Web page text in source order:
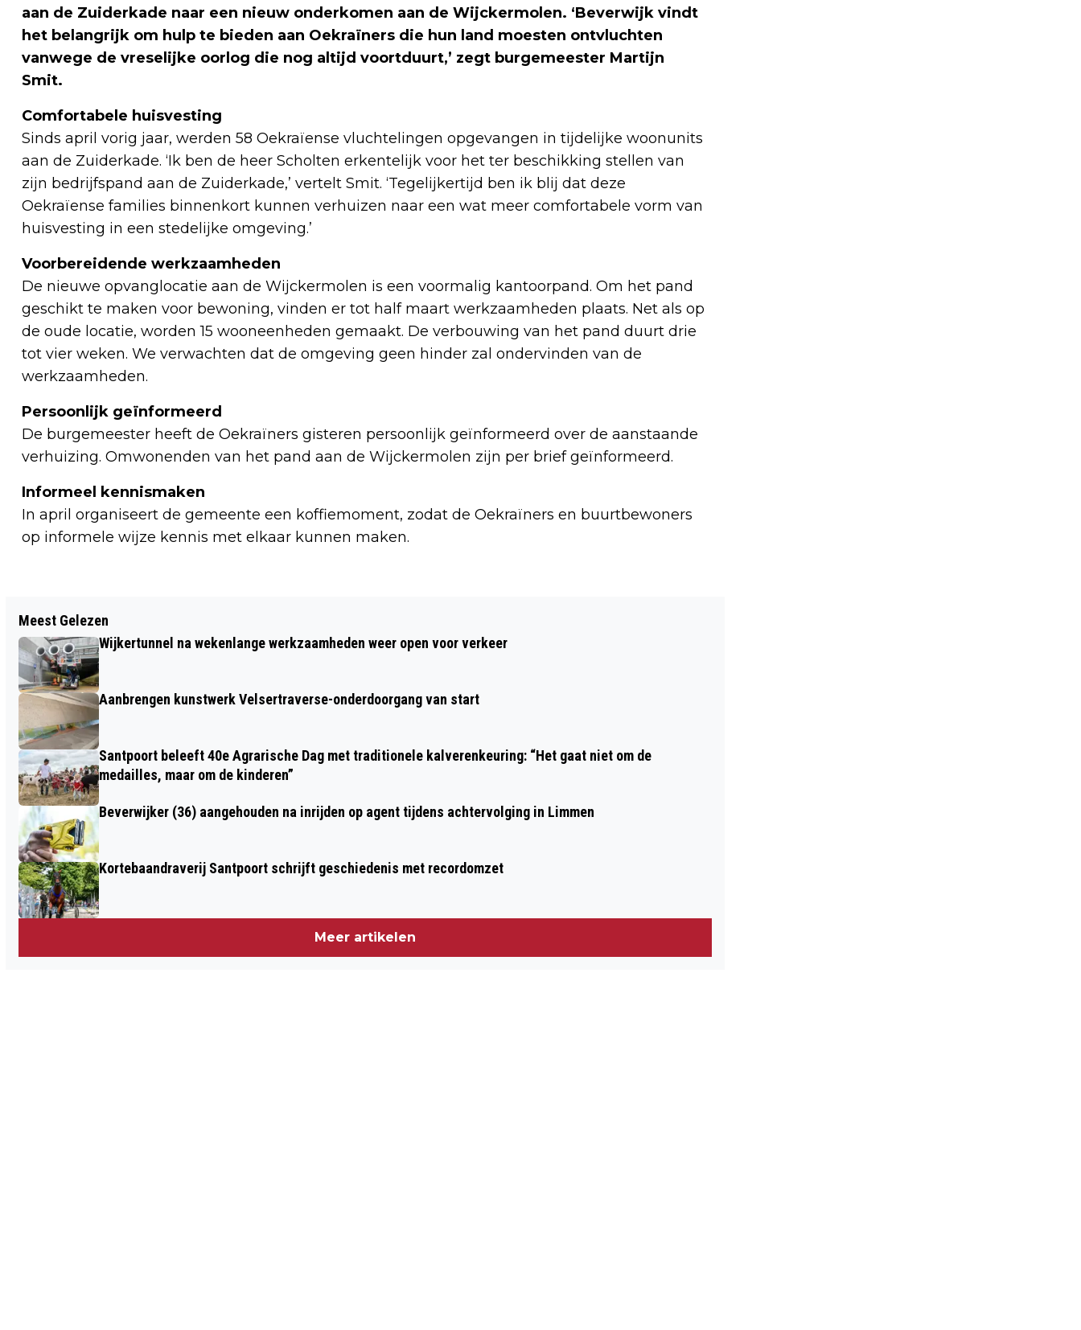
aan de Zuiderkade naar een nieuw onderkomen aan de Wijckermolen. ‘Beverwijk vindt
het belangrijk om hulp te bieden aan Oekraïners die hun land moesten ontvluchten
vanwege de vreselijke oorlog die nog altijd voortduurt,’ zegt burgemeester Martijn
Smit.
Comfortabele huisvesting
Sinds april vorig jaar, werden 58 Oekraïense vluchtelingen opgevangen in tijdelijke woonunits
aan de Zuiderkade. ‘Ik ben de heer Scholten erkentelijk voor het ter beschikking stellen van
zijn bedrijfspand aan de Zuiderkade,’ vertelt Smit. ‘Tegelijkertijd ben ik blij dat deze
Oekraïense families binnenkort kunnen verhuizen naar een wat meer comfortabele vorm van
huisvesting in een stedelijke omgeving.’
Voorbereidende werkzaamheden
De nieuwe opvanglocatie aan de Wijckermolen is een voormalig kantoorpand. Om het pand
geschikt te maken voor bewoning, vinden er tot half maart werkzaamheden plaats. Net als op
de oude locatie, worden 15 wooneenheden gemaakt. De verbouwing van het pand duurt drie
tot vier weken. We verwachten dat de omgeving geen hinder zal ondervinden van de
werkzaamheden.
Persoonlijk geïnformeerd
De burgemeester heeft de Oekraïners gisteren persoonlijk geïnformeerd over de aanstaande
verhuizing. Omwonenden van het pand aan de Wijckermolen zijn per brief geïnformeerd.
Informeel kennismaken
In april organiseert de gemeente een koffiemoment, zodat de Oekraïners en buurtbewoners
op informele wijze kennis met elkaar kunnen maken.
WIJK AAN ZEE MAAKT ZICH OP VOOR
NEDERLANDS KAMPIOENSCHAP
STRANDRACE
WANDELTOCHT VAN 12 OF 20
HIGHLIGHTS
Meest Gelezen
Wijkertunnel na wekenlange werkzaamheden weer open voor verkeer
Aanbrengen kunstwerk Velsertraverse-onderdoorgang van start
Santpoort beleeft 40e Agrarische Dag met traditionele kalverenkeuring: “Het gaat niet om de
medailles, maar om de kinderen”
Beverwijker (36) aangehouden na inrijden op agent tijdens achtervolging in Limmen
Kortebaandraverij Santpoort schrijft geschiedenis met recordomzet
Meer artikelen